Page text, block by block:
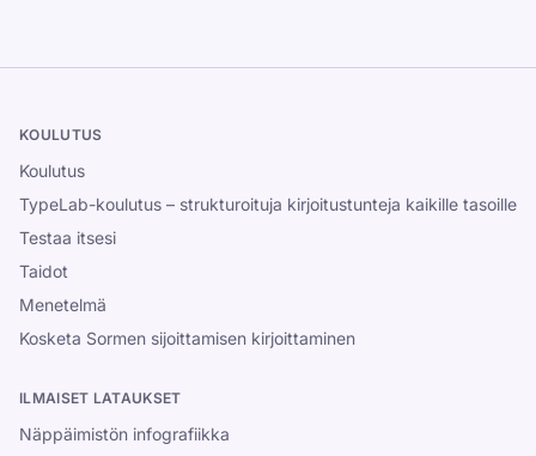
KOULUTUS
Koulutus
TypeLab-koulutus – strukturoituja kirjoitustunteja kaikille tasoille
Testaa itsesi
Taidot
Menetelmä
Kosketa Sormen sijoittamisen kirjoittaminen
ILMAISET LATAUKSET
Näppäimistön infografiikka